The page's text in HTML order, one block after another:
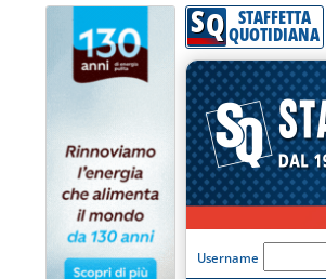
Attenzione! Esegui l'accesso per lèggere
SQ STAFFETTA
QUOTIDIANA
'Modulo
Username